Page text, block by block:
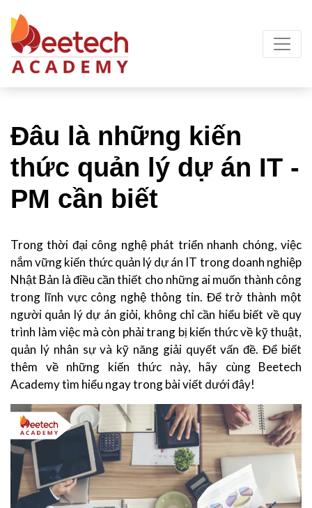
Đâu là những kiến
thức quản lý dự án IT -
PM cần biết
Trong thời đại công nghệ phát triển nhanh chóng, việc
nắm vững kiến thức quản lý dự án IT trong doanh nghiệp
Nhật Bản là điều cần thiết cho những ai muốn thành công
trong lĩnh vực công nghệ thông tin. Để trở thành một
người quản lý dự án giỏi, không chỉ cần hiểu biết về quy
trình làm việc mà còn phải trang bị kiến thức về kỹ thuật,
quản lý nhân sự và kỹ năng giải quyết vấn đề. Để biết
thêm về những kiến thức này, hãy cùng Beetech
Academytìm hiểu ngay trong bài viết dưới đây!